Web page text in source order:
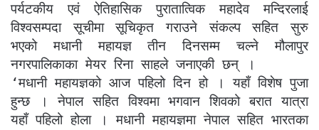
पर्यटकीय एवं ऐतिहासिक पुरातात्विक महादेव मन्दिरलाई
विश्वसम्पदा सूचीमा सूचिकृत गराउने संकल्प सहित सुरु
भएको मधानी महायज्ञ तीन दिनसम्म चल्ने मौलापुर
नगरपालिकाका मेयर रिना साहले जनाएकी छन् ।
‘मधानी महायज्ञको आज पहिलो दिन हो । यहाँ विशेष पुजा
हुन्छ । नेपाल सहित विश्वमा भगवान शिवको बरात यात्रा
यहाँ पहिलो होला । मधानी महायज्ञमा नेपाल सहित भारतका